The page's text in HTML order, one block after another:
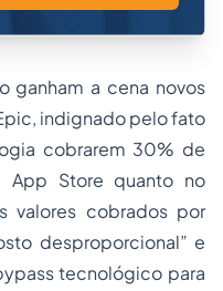
ganham a cena novos
indignado pelo fato
cobrarem 30% de
Store quanto no
valores cobrados por
desproporcional” e
tecnológico para